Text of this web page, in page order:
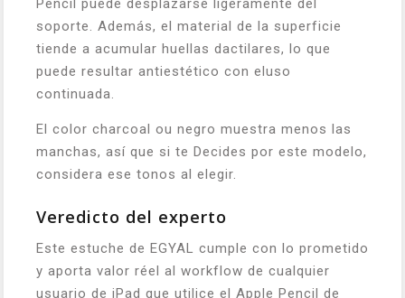
Pencil puede desplazarse ligeramente del
soporte. Además, el material de la superficie
tiende a acumular huellas dactilares, lo que
puede resultar antiestético con eluso
continuada.
El color charcoal ou negro muestra menos las
manchas, así que si te Decides por este modelo,
considera ese tonos al elegir.
Veredicto del experto
Este estuche de EGYAL cumple con lo prometido
y aporta valor réel al workflow de cualquier
usuario de iPad que utilice el Apple Pencil de